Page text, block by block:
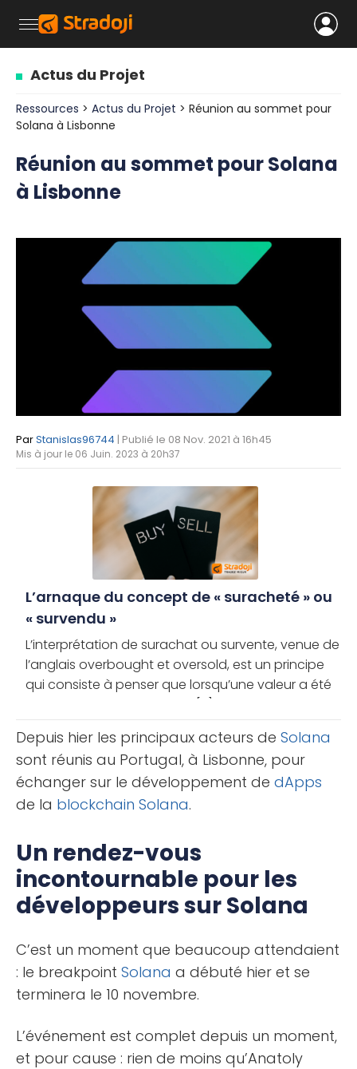
Actus du Projet
Ressources > Actus du Projet > Réunion au sommet pour
Solana à Lisbonne
Réunion au sommet pour Solana
à Lisbonne
ParStanislas96744 | Publié le 08 Nov. 2021 à 16h45
Mis à jour le 06 Juin. 2023 à 20h37
L’arnaque du concept de « suracheté » ou
« survendu »
L’interprétation de surachat ou survente, venue de
l’anglais overbought et oversold, est un principe
qui consiste à penser que lorsqu’une valeur a été
« trop » achetée ou « trop » [...]
Depuis hier les principaux acteurs de Solana
sont réunis au Portugal, à Lisbonne, pour
échanger sur le développement de dApps
de la blockchain Solana.
Un rendez-vous
incontournable pour les
développeurs sur Solana
C’est un moment que beaucoup attendaient
: le breakpoint Solana a débuté hier et se
terminera le 10 novembre.
L’événement est complet depuis un moment,
et pour cause : rien de moins qu’Anatoly